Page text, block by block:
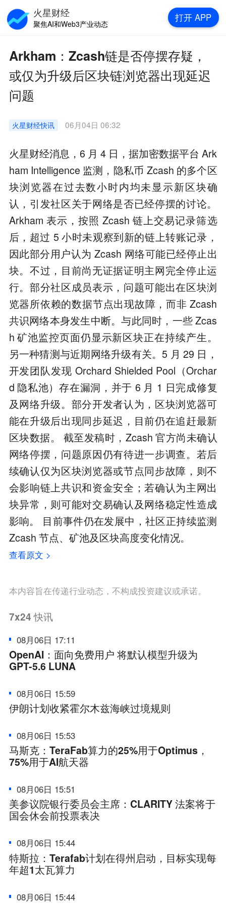
Arkham：Zcash链是否停摆存疑，
或仅为升级后区块链浏览器出现延迟
问题
火星财经快讯 06月04日 06:32
火星财经消息，6 月 4 日，据加密数据平台 Ark
ham Intelligence 监测，隐私币 Zcash 的多个区
块浏览器在过去数小时内均未显示新区块确
认，引发社区关于网络是否已经停摆的讨论。
Arkham 表示，按照 Zcash 链上交易记录筛选
后，超过 5 小时未观察到新的链上转账记录，
因此部分用户认为 Zcash 网络可能已经停止出
块。不过，目前尚无证据证明主网完全停止运
行。部分社区成员表示，问题可能出在区块浏
览器所依赖的数据节点出现故障，而非 Zcash
共识网络本身发生中断。与此同时，一些 Zcas
h 矿池监控页面仍显示新区块正在持续产生。
另一种猜测与近期网络升级有关。5 月 29 日，
开发团队发现 Orchard Shielded Pool（Orchar
d 隐私池）存在漏洞，并于 6 月 1 日完成修复
及网络升级。部分开发者认为，区块浏览器可
能在升级后出现同步延迟，目前仍在追赶最新
区块数据。 截至发稿时，Zcash 官方尚未确认
网络停摆，问题原因仍有待进一步调查。若后
续确认仅为区块浏览器或节点同步故障，则不
会影响链上共识和资金安全；若确认为主网出
块异常，则可能对交易确认及网络稳定性造成
影响。 目前事件仍在发展中，社区正持续监测
Zcash 节点、矿池及区块高度变化情况。
查看原文 >
本内容旨在传递行业动态，不构成投资建议或承诺。
7x24快讯
08月06日 17:11
OpenAI：面向免费用户 将默认模型升级为
GPT-5.6 LUNA
08月06日 15:59
伊朗计划收紧霍尔木兹海峡过境规则
08月06日 15:53
马斯克：TeraFab算力的25%用于Optimus，
75%用于AI航天器
08月06日 15:51
美参议院银行委员会主席：CLARITY 法案将于
国会休会前投票表决
08月06日 15:44
特斯拉：Terafab计划在得州启动，目标实现每
年超1太瓦算力
08月06日 15:44
火星财经
聚焦AI和Web3产业动态
打开 APP